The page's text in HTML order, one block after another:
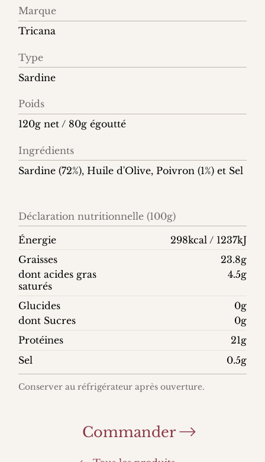
Information
produit
Marque
Tricana
Type
Sardine
Poids
120g net / 80g égoutté
Ingrédients
Sardine (72%), Huile d'Olive, Poivron (1%) et Sel
Déclaration nutritionnelle (100g)
Énergie
298kcal / 1237kJ
Graisses
23.8g
dont acides gras
saturés
4.5g
Glucides
0g
dont Sucres
0g
Protéines
21g
Sel
0.5g
Conserver au réfrigérateur après ouverture.
Commander